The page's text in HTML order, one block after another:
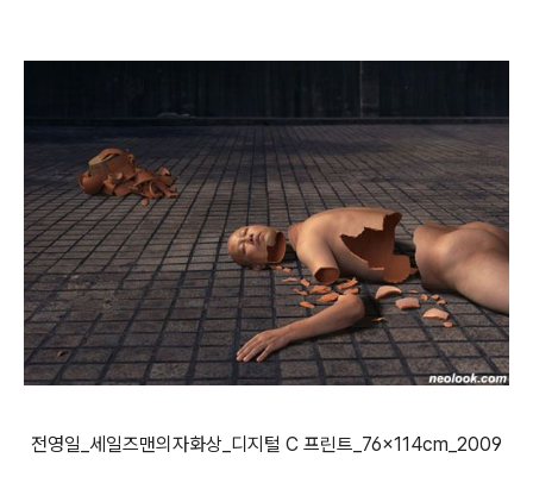
전영일_세일즈맨의자화상_디지털 C 프린트_76×114cm_2009